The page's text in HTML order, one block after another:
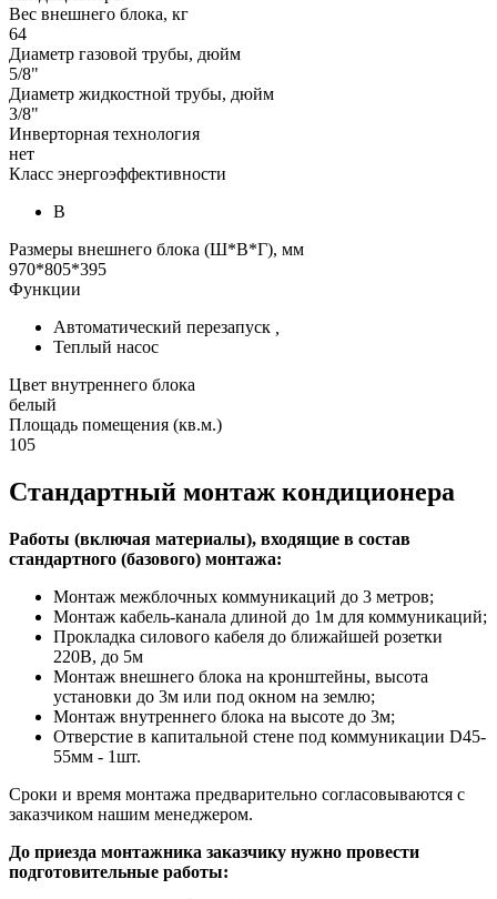
Вес внешнего блока, кг
64
Диаметр газовой трубы, дюйм
5/8"
Диаметр жидкостной трубы, дюйм
3/8"
Инверторная технология
нет
Класс энергоэффективности
B
Размеры внешнего блока (Ш*В*Г), мм
970*805*395
Функции
Автоматический перезапуск
Теплый насос
Цвет внутреннего блока
белый
Площадь помещения (кв.м.)
105
Стандартный монтаж кондиционера
Работы (включая материалы), входящие в состав
стандартного (базового) монтажа:
Монтаж межблочных коммуникаций до 3 метров;
Монтаж кабель-канала длиной до 1м для коммуникаций;
Прокладка силового кабеля до ближайшей розетки
220В, до 5м
Монтаж внешнего блока на кронштейны, высота
установки до 3м или под окном на землю;
Монтаж внутреннего блока на высоте до 3м;
Отверстие в капитальной стене под коммуникации D45-
55мм - 1шт.
Сроки и время монтажа предварительно согласовываются с
заказчиком нашим менеджером.
До приезда монтажника заказчику нужно провести
подготовительные работы: